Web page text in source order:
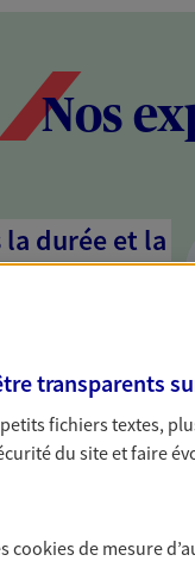
Nos
la durée et la
à vous
transparents
fichiers textes,
du site et faire
cookiesde mesure